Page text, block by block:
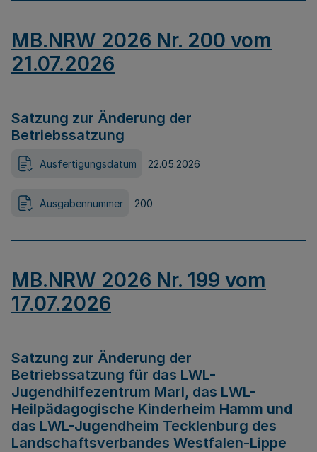
MB.NRW 2026 Nr. 200 vom
21.07.2026
Satzung zur Änderung der
Betriebssatzung
Ausfertigungsdatum 22.05.2026
Ausgabennummer 200
MB.NRW 2026 Nr. 199 vom
17.07.2026
Satzung zur Änderung der
Betriebssatzung für das LWL-
Jugendhilfezentrum Marl, das LWL-
Heilpädagogische Kinderheim Hamm und
das LWL-Jugendheim Tecklenburg des
Landschaftsverbandes Westfalen-Lippe